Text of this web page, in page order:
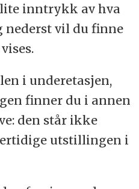
inntrykk av hva
nederst vil du finne
i underetasjen,
finner du i annen
den står ikke
utstillingen i